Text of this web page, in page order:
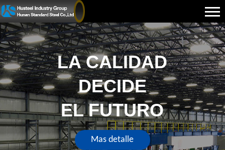
LA CALIDAD
DECIDE
EL FUTURO
Mas detalle